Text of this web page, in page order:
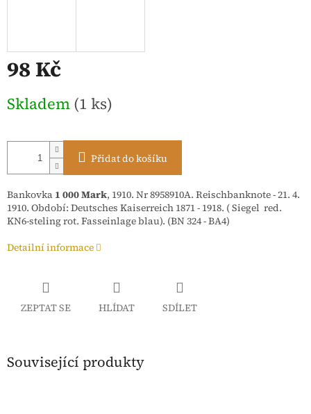
98 Kč
cena:
Skladem (1 ks)
Přidat do košíku
Bankovka 1 000 Mark, 1910. Nr 8958910A. Reischbanknote - 21. 4.
1910. Období: Deutsches Kaiserreich 1871 - 1918. ( Siegel red.
KN6-steling rot. Fasseinlage blau). (BN 324 - BA4)
Detailní informace
ZEPTAT SE HLÍDAT SDÍLET
Související produkty